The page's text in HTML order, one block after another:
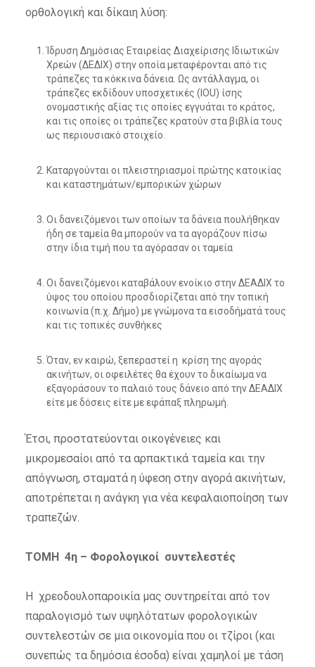
ορθολογική και δίκαιη λύση:
Ίδρυση Δημόσιας Εταιρείας Διαχείρισης Ιδιωτικών
Χρεών (ΔΕΔΙΧ) στην οποία μεταφέρονται από τις
τράπεζες τα κόκκινα δάνεια. Ως αντάλλαγμα, οι
τράπεζες εκδίδουν υποσχετικές (IOU) ίσης
ονομαστικής αξίας τις οποίες εγγυάται το κράτος,
και τις οποίες οι τράπεζες κρατούν στα βιβλία τους
ως περιουσιακό στοιχείο.
Καταργούνται οι πλειστηριασμοί πρώτης κατοικίας
και καταστημάτων/εμπορικών χώρων
Οι δανειζόμενοι των οποίων τα δάνεια πουλήθηκαν
ήδη σε ταμεία θα μπορούν να τα αγοράζουν πίσω
στην ίδια τιμή που τα αγόρασαν οι ταμεία
Οι δανειζόμενοι καταβάλουν ενοίκιο στην ΔΕΑΔΙΧ το
ύψος του οποίου προσδιορίζεται από την τοπική
κοινωνία (π.χ. Δήμο) με γνώμονα τα εισοδήματά τους
και τις τοπικές συνθήκες
Όταν, εν καιρώ, ξεπεραστεί η κρίση της αγοράς
ακινήτων, οι οφειλέτες θα έχουν το δικαίωμα να
εξαγοράσουν το παλαιό τους δάνειο από την ΔΕΑΔΙΧ
είτε με δόσεις είτε με εφάπαξ πληρωμή.
Έτσι, προστατεύονται οικογένειες και
μικρομεσαίοι από τα αρπακτικά ταμεία και την
απόγνωση, σταματά η ύφεση στην αγορά ακινήτων,
αποτρέπεται η ανάγκη για νέα κεφαλαιοποίηση των
τραπεζών.
ΤΟΜΗ 4η – Φορολογικοί συντελεστές
Η χρεοδουλοπαροικία μας συντηρείται από τον
παραλογισμό των υψηλότατων φορολογικών
συντελεστών σε μια οικονομία που οι τζίροι (και
συνεπώς τα δημόσια έσοδα) είναι χαμηλοί με τάση